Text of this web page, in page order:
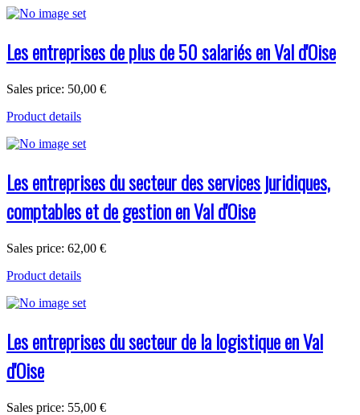
Les entreprises de plus de 50 salariés en Val d'Oise
Sales price: 50,00 €
Product details
Les entreprises du secteur des services juridiques,
comptables et de gestion en Val d'Oise
Sales price: 62,00 €
Product details
Les entreprises du secteur de la logistique en Val
d'Oise
Sales price: 55,00 €